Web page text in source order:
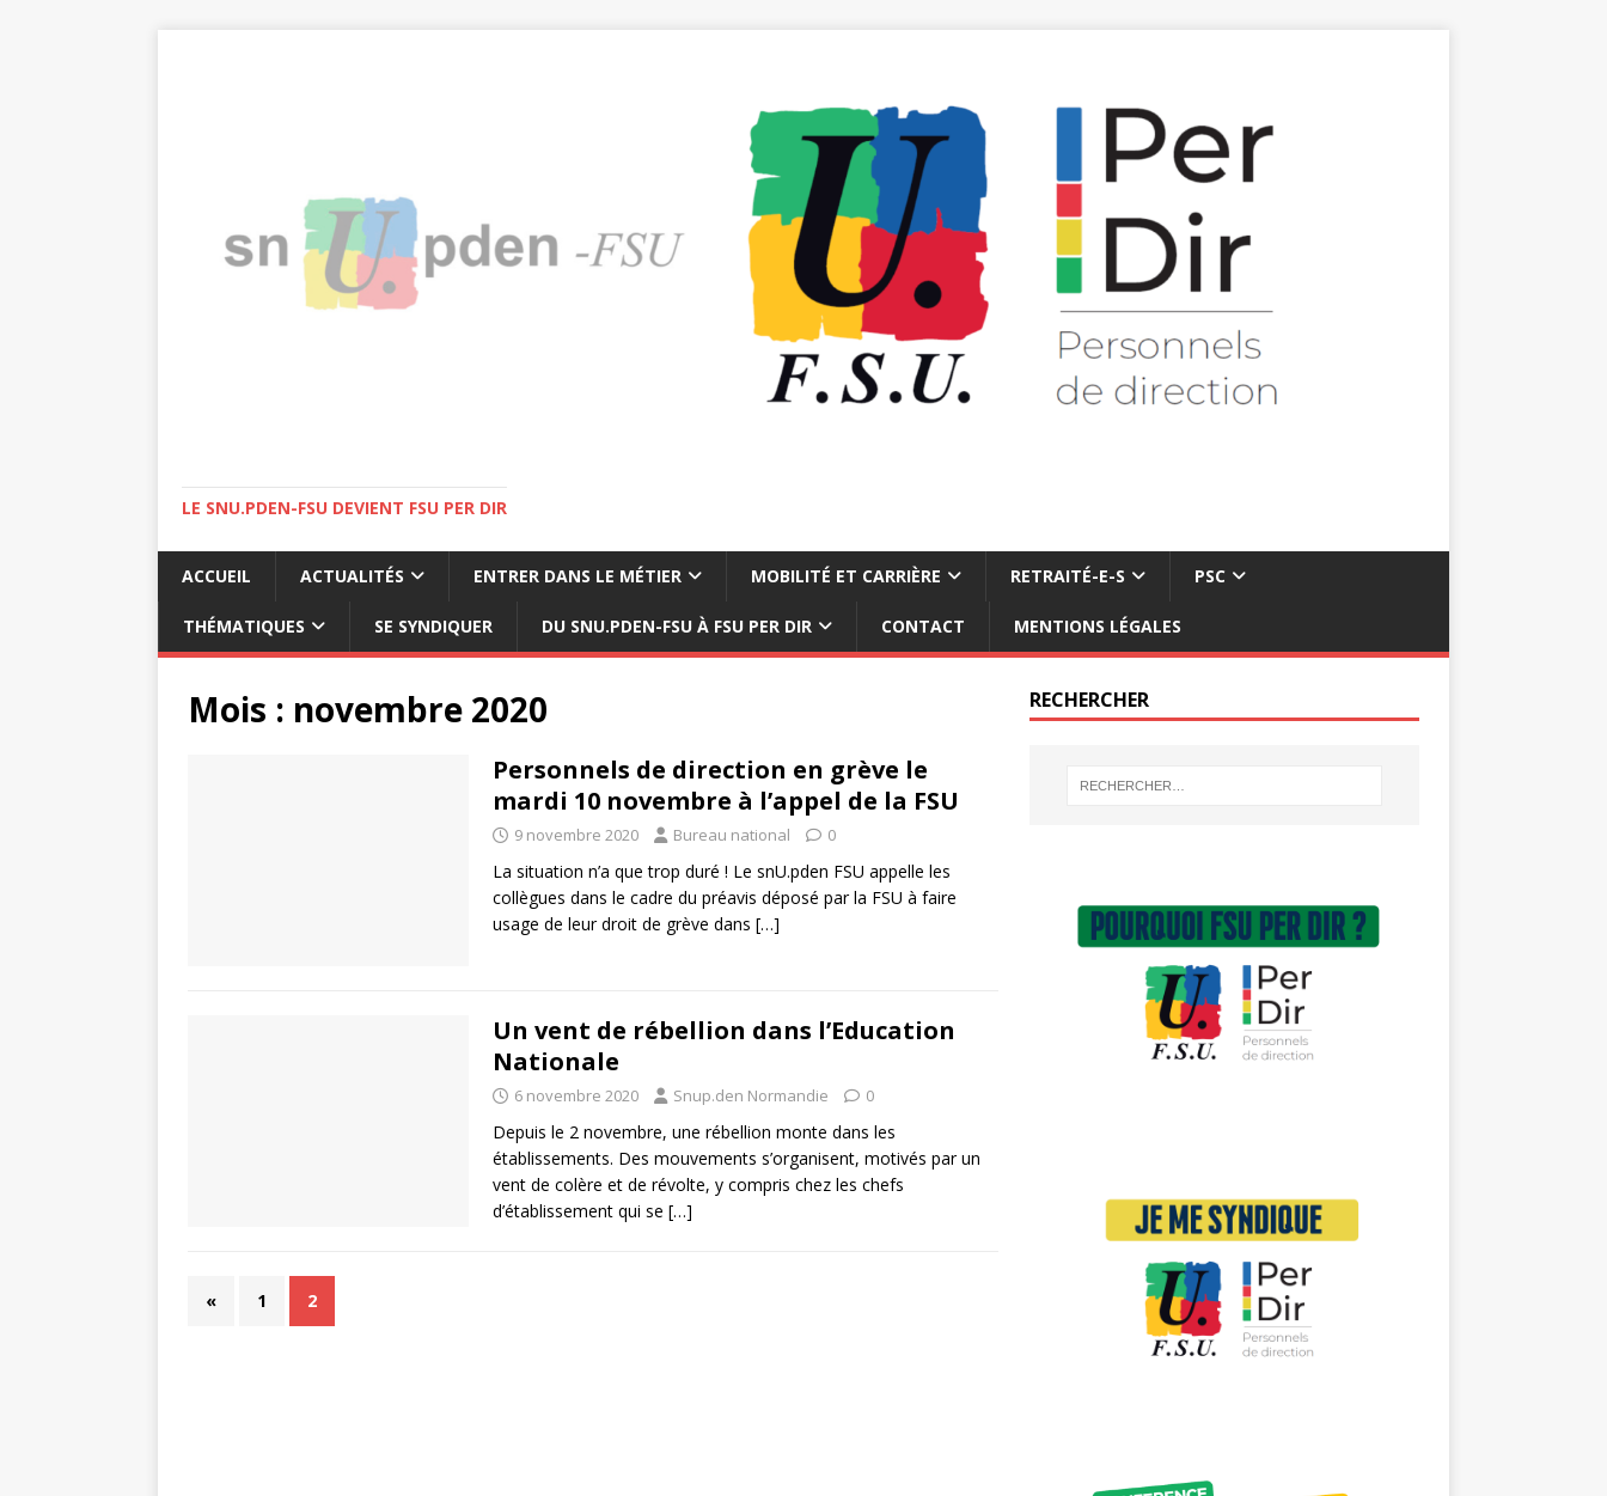
LE SNU.PDEN-FSU DEVIENT FSU PER DIR
ACCUEIL ACTUALITÉS ENTRER DANS LE MÉTIER MOBILITÉ ET CARRIÈRE RETRAITÉ-E-S PSC
THÉMATIQUES SE SYNDIQUER DU SNU.PDEN-FSU À FSU PER DIR CONTACT MENTIONS LÉGALES
Mois : novembre 2020
Personnels de direction en grève le
mardi 10 novembre à l’appel de la FSU
9 novembre 2020 Bureau national 0
La situation n’a que trop duré ! Le snU.pden FSU appelle les
collègues dans le cadre du préavis déposé par la FSU à faire
usage de leur droit de grève dans […]
Un vent de rébellion dans l’Education
Nationale
6 novembre 2020 Snup.den Normandie 0
Depuis le 2 novembre, une rébellion monte dans les
établissements. Des mouvements s’organisent, motivés par un
vent de colère et de révolte, y compris chez les chefs
d’établissement qui se […]
« 1 2
RECHERCHER